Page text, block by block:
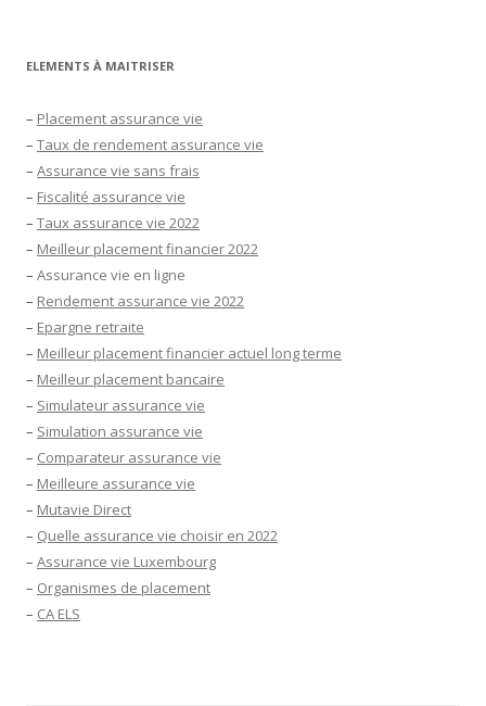
ELEMENTS À MAITRISER
– Placement assurance vie
– Taux de rendement assurance vie
– Assurance vie sans frais
– Fiscalité assurance vie
– Taux assurance vie 2022
– Meilleur placement financier 2022
– Assurance vie en ligne
– Rendement assurance vie 2022
– Epargne retraite
– Meilleur placement financier actuel long terme
– Meilleur placement bancaire
– Simulateur assurance vie
– Simulation assurance vie
– Comparateur assurance vie
– Meilleure assurance vie
– Mutavie Direct
– Quelle assurance vie choisir en 2022
– Assurance vie Luxembourg
– Organismes de placement
– CA ELS